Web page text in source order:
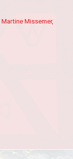
Martine Missemer,